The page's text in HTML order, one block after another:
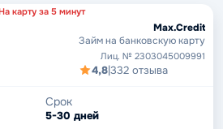
карту за 5 минут
Max.Credit
Займ на банковскую карту
Лиц. № 2303045009991
4,8|332 отзыва
Срок
5-30 дней